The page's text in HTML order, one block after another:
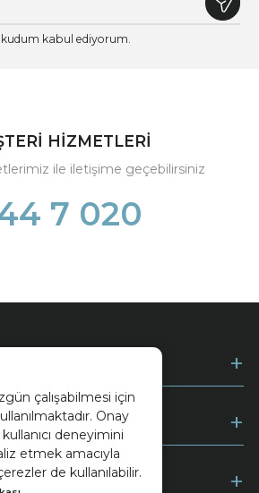
çalışabilmesi için
Onay
deneyimini
etmek amacıyla
de kullanılabilir.
kabul ediyorum.
HİZMETLERİ
ile iletişime geçebilirsiniz
7 020